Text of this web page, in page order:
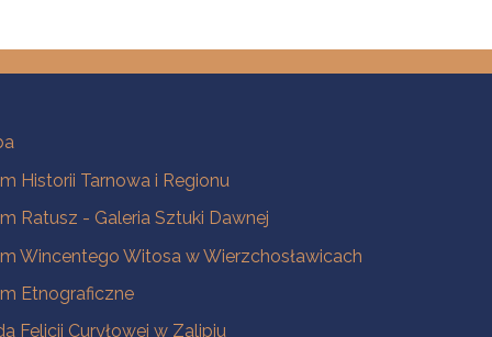
Historii Tarnowa i Regionu
Ratusz - Galeria Sztuki Dawnej
Wincentego Witosa w Wierzchosławicach
Etnograficzne
Felicji Curyłowej w Zalipiu